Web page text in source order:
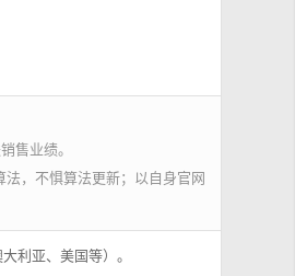
售业绩。
，不惧算法更新；以自身官网
利亚、美国等）。